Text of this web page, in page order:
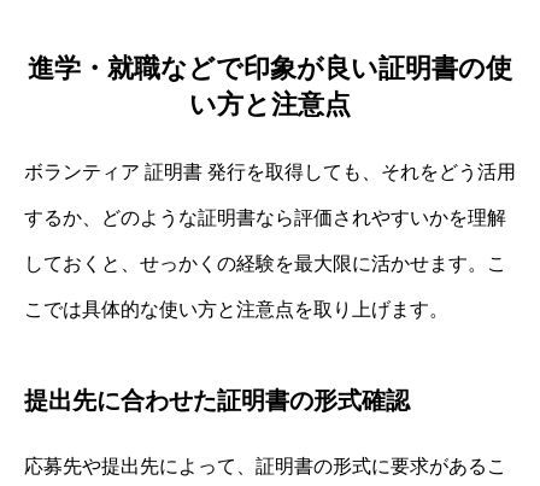
進学・就職などで印象が良い証明書の使
い方と注意点
ボランティア 証明書 発行を取得しても、それをどう活用
するか、どのような証明書なら評価されやすいかを理解
しておくと、せっかくの経験を最大限に活かせます。こ
こでは具体的な使い方と注意点を取り上げます。
提出先に合わせた証明書の形式確認
応募先や提出先によって、証明書の形式に要求があるこ